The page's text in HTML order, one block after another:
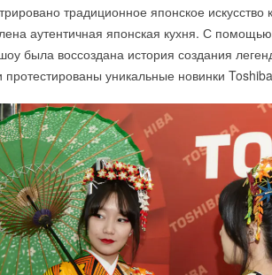
традиционное японское искусство
аутентичная японская кухня. С
была воссоздана история создания
уникальные новинки